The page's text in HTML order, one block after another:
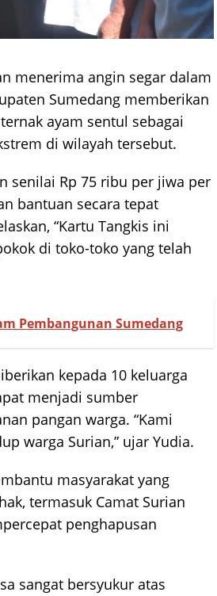
menerima angin segar dalam
Sumedang memberikan
ayam sentul sebagai
di wilayah tersebut.
senilai Rp 75 ribu per jiwa per
bantuan secara tepat
“Kartu Tangkis ini
di toko-toko yang telah
Pembangunan Sumedang
kepada 10 keluarga
menjadi sumber
pangan warga. “Kami
warga Surian,” ujar Yudia.
masyarakat yang
termasuk Camat Surian
penghapusan
sangat bersyukur atas